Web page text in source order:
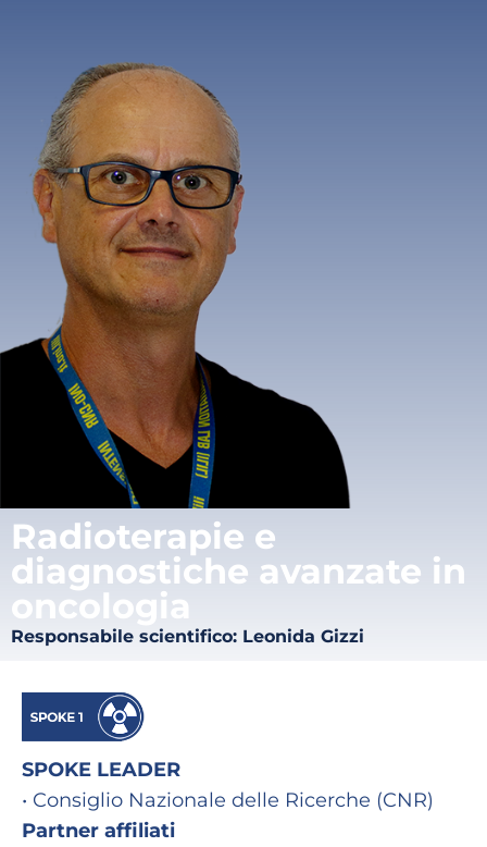
Radioterapie e
diagnostiche avanzate in
oncologia
Responsabile scientifico: Leonida Gizzi
SPOKE LEADER
• Consiglio Nazionale delle Ricerche (CNR)
Partner affiliati